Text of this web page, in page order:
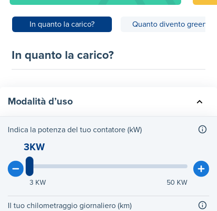
In quanto la carico? Quanto divento green?
In quanto la carico?
Modalità d’uso
Indica la potenza del tuo contatore (kW)
3KW
3 KW 50 KW
Il tuo chilometraggio giornaliero (km)